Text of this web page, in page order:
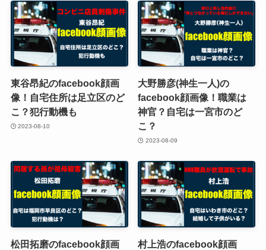
東谷昂紀のfacebook顔画
像！自宅住所は足立区のど
こ？犯行動機も
2023-08-10
大野勝彦(神生一人)の
facebook顔画像！職業は
神官？自宅は一宮市のど
こ？
2023-08-09
松田拓磨のfacebook顔画
村上浩のfacebook顔画